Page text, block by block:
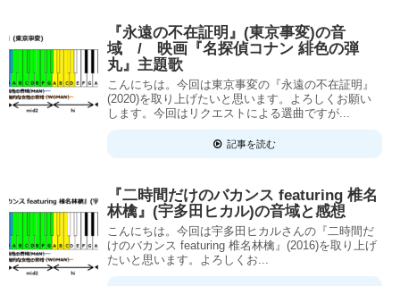
『永遠の不在証明』(東京事変)の音
域 / 映画『名探偵コナン 緋色の弾
丸』主題歌
こんにちは。今回は東京事変の『永遠の不在証明』
(2020)を取り上げたいと思います。よろしくお願い
します。今回はリクエストによる選曲ですが...
記事を読む
『二時間だけのバカンス featuring 椎名
林檎』(宇多田ヒカル)の音域と感想
こんにちは。今回は宇多田ヒカルさんの『二時間だ
けのバカンス featuring 椎名林檎』(2016)を取り上げ
たいと思います。よろしくお...